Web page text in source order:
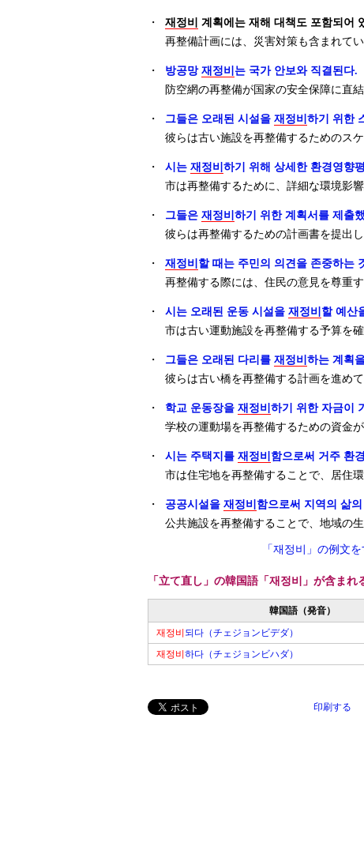
・ 재정비 계획에는 재해 대책도 포함되어
再整備計画には、災害対策も含まれてい
・ 방공망 재정비 는 국가 안보와 직결된다.
防空網の再整備が国家の安全保障に直結
・ 그들은 오래된 시설을 재정비 하기 위한
彼らは古い施設を再整備するためのス
・ 시는 재정비 하기 위해 상세한 환경영향
市は再整備するために、詳細な環境影
・ 그들은 재정비 하기 위한 계획서를 제출
彼らは再整備するための計画書を提出し
・ 재정비 할 때는 주민의 의견을 존중하는
再整備する際には、住民の意見を尊重
・ 시는 오래된 운동 시설을 재정비 할 예산
市は古い運動施設を再整備する予算を確
・ 그들은 오래된 다리를 재정비 하는 계획
彼らは古い橋を再整備する計画を進めて
・ 학교 운동장을 재정비 하기 위한 자금이
学校の運動場を再整備するための資金が
・ 시는 주택지를 재정비 함으로써 거주 환
市は住宅地を再整備することで、居住
・ 공공시설을 재정비 함으로써 지역의 삶
公共施設を再整備することで、地域の
「재정비」の例文
「立て直し」の韓国語「재정비」が含まれ
韓国語（発音）
재정비 되다（チェジョンビデダ）
재정비 하다（チェジョンビハダ）
印刷する